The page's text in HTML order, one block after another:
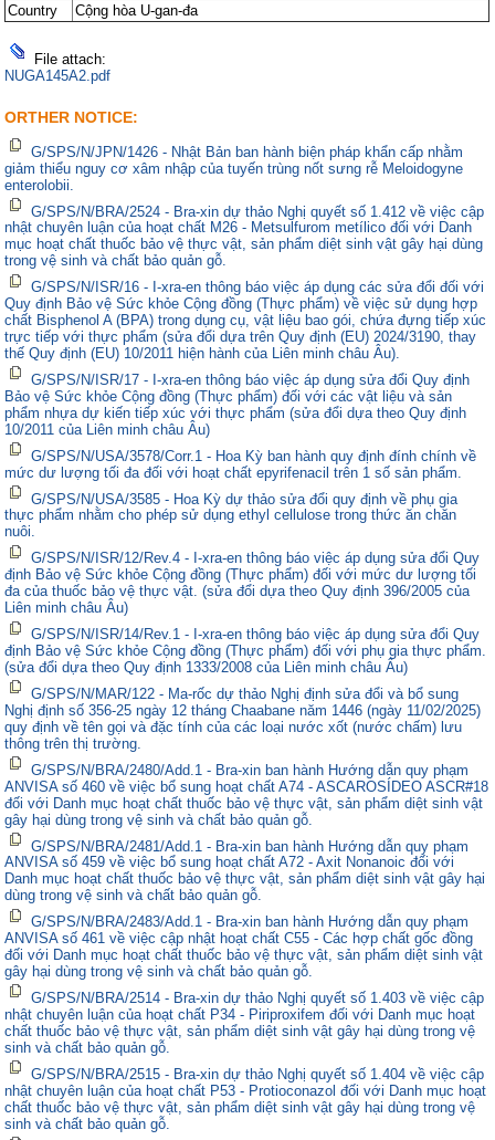
Country
Cộng hòa U-gan-đa
File attach:
NUGA145A2.pdf
ORTHER NOTICE:
G/SPS/N/JPN/1426 - Nhật Bản ban hành biện pháp khẩn cấp nhằm
giảm thiểu nguy cơ xâm nhập của tuyến trùng nốt sưng rễ Meloidogyne
enterolobii.
G/SPS/N/BRA/2524 - Bra-xin dự thảo Nghị quyết số 1.412 về việc cập
nhật chuyên luận của hoạt chất M26 - Metsulfurom metílico đối với Danh
mục hoạt chất thuốc bảo vệ thực vật, sản phẩm diệt sinh vật gây hại dùng
trong vệ sinh và chất bảo quản gỗ.
G/SPS/N/ISR/16 - I-xra-en thông báo việc áp dụng các sửa đổi đối với
Quy định Bảo vệ Sức khỏe Cộng đồng (Thực phẩm) về việc sử dụng hợp
chất Bisphenol A (BPA) trong dụng cụ, vật liệu bao gói, chứa đựng tiếp xúc
trực tiếp với thực phẩm (sửa đổi dựa trên Quy định (EU) 2024/3190, thay
thế Quy định (EU) 10/2011 hiện hành của Liên minh châu Âu).
G/SPS/N/ISR/17 - I-xra-en thông báo việc áp dụng sửa đổi Quy định
Bảo vệ Sức khỏe Cộng đồng (Thực phẩm) đối với các vật liệu và sản
phẩm nhựa dự kiến tiếp xúc với thực phẩm (sửa đổi dựa theo Quy định
10/2011 của Liên minh châu Âu)
G/SPS/N/USA/3578/Corr.1 - Hoa Kỳ ban hành quy định đính chính về
mức dư lượng tối đa đối với hoạt chất epyrifenacil trên 1 số sản phẩm.
G/SPS/N/USA/3585 - Hoa Kỳ dự thảo sửa đổi quy định về phụ gia
thực phẩm nhằm cho phép sử dụng ethyl cellulose trong thức ăn chăn
nuôi.
G/SPS/N/ISR/12/Rev.4 - I-xra-en thông báo việc áp dụng sửa đổi Quy
định Bảo vệ Sức khỏe Cộng đồng (Thực phẩm) đối với mức dư lượng tối
đa của thuốc bảo vệ thực vật. (sửa đổi dựa theo Quy định 396/2005 của
Liên minh châu Âu)
G/SPS/N/ISR/14/Rev.1 - I-xra-en thông báo việc áp dụng sửa đổi Quy
định Bảo vệ Sức khỏe Cộng đồng (Thực phẩm) đối với phụ gia thực phẩm.
(sửa đổi dựa theo Quy định 1333/2008 của Liên minh châu Âu)
G/SPS/N/MAR/122 - Ma-rốc dự thảo Nghị định sửa đổi và bổ sung
Nghị định số 356-25 ngày 12 tháng Chaabane năm 1446 (ngày 11/02/2025)
quy định về tên gọi và đặc tính của các loại nước xốt (nước chấm) lưu
thông trên thị trường.
G/SPS/N/BRA/2480/Add.1 - Bra-xin ban hành Hướng dẫn quy phạm
ANVISA số 460 về việc bổ sung hoạt chất A74 - ASCAROSÍDEO ASCR#18
đối với Danh mục hoạt chất thuốc bảo vệ thực vật, sản phẩm diệt sinh vật
gây hại dùng trong vệ sinh và chất bảo quản gỗ.
G/SPS/N/BRA/2481/Add.1 - Bra-xin ban hành Hướng dẫn quy phạm
ANVISA số 459 về việc bổ sung hoạt chất A72 - Axit Nonanoic đối với
Danh mục hoạt chất thuốc bảo vệ thực vật, sản phẩm diệt sinh vật gây hại
dùng trong vệ sinh và chất bảo quản gỗ.
G/SPS/N/BRA/2483/Add.1 - Bra-xin ban hành Hướng dẫn quy phạm
ANVISA số 461 về việc cập nhật hoạt chất C55 - Các hợp chất gốc đồng
đối với Danh mục hoạt chất thuốc bảo vệ thực vật, sản phẩm diệt sinh vật
gây hại dùng trong vệ sinh và chất bảo quản gỗ.
G/SPS/N/BRA/2514 - Bra-xin dự thảo Nghị quyết số 1.403 về việc cập
nhật chuyên luận của hoạt chất P34 - Piriproxifem đối với Danh mục hoạt
chất thuốc bảo vệ thực vật, sản phẩm diệt sinh vật gây hại dùng trong vệ
sinh và chất bảo quản gỗ.
G/SPS/N/BRA/2515 - Bra-xin dự thảo Nghị quyết số 1.404 về việc cập
nhật chuyên luận của hoạt chất P53 - Protioconazol đối với Danh mục hoạt
chất thuốc bảo vệ thực vật, sản phẩm diệt sinh vật gây hại dùng trong vệ
sinh và chất bảo quản gỗ.